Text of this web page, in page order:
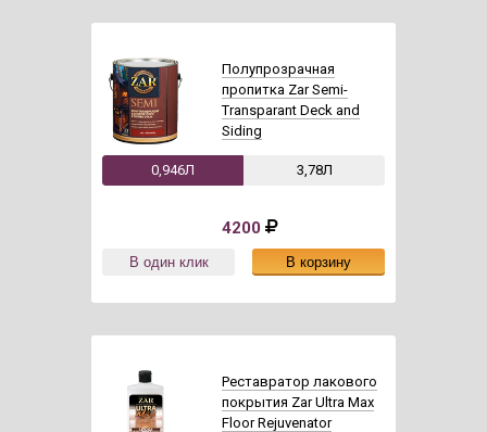
Полупрозрачная
пропитка Zar Semi-
Transparant Deck and
Siding
0,946Л 3,78Л
4200
Реставратор лакового
покрытия Zar Ultra Max
Floor Rejuvenator